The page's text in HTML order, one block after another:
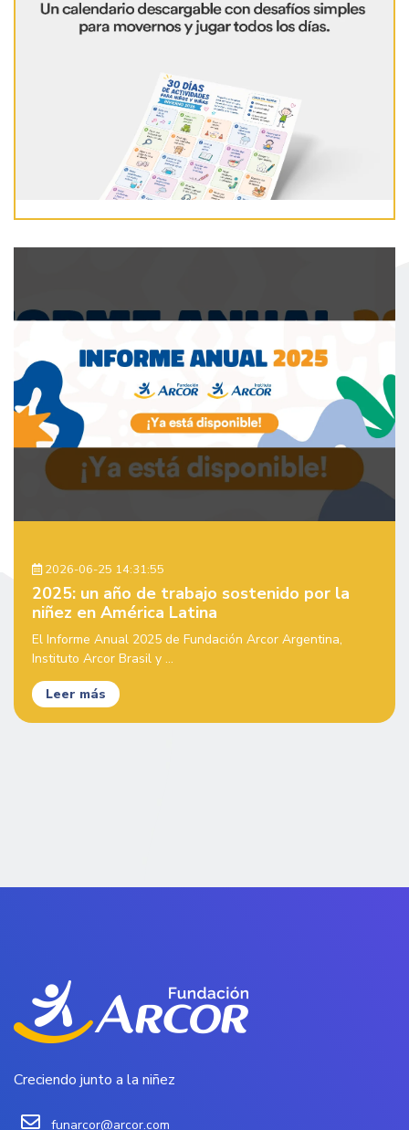
2026-06-25 14:31:55
2025: un año de trabajo sostenido por la
niñez en América Latina
El Informe Anual 2025 de Fundación Arcor Argentina,
Instituto Arcor Brasil y ...
Leer más
Creciendo junto a la niñez
funarcor@arcor.com